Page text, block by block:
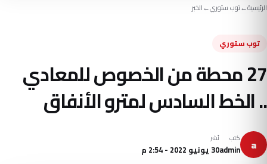
الرئيسية←توب ستوري←الخبر
توب ستوري
27 محطة من الخصوص للمعادي
.. الخط السادس لمترو الأنفاق
a كتب
admin
نُشر
30 يونيو 2022 - 2:54 م